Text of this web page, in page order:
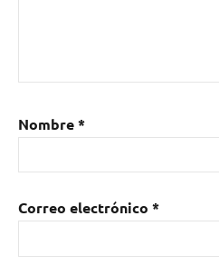
Nombre*
Correo electrónico *